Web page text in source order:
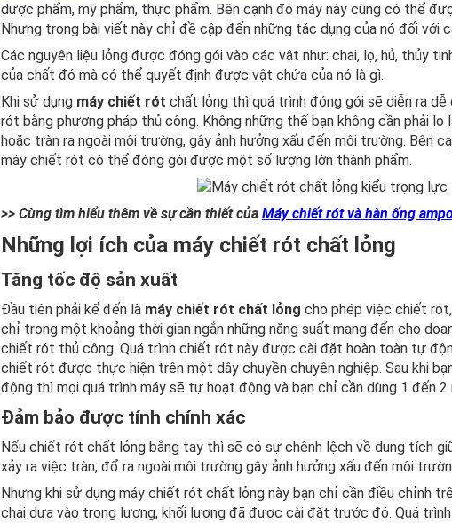
dược phẩm, mỹ phẩm, thực phẩm. Bên cạnh đó máy này cũng có thể
Nhưng trong bài viết này chỉ đề cập đến những tác dụng của nó đối với
Các nguyên liệu lỏng được đóng gói vào các vật như: chai, lọ, hủ, thủy
của chất đó mà có thể quyết định được vật chứa của nó là gì.
Khi sử dụng máy chiết rót chất lỏng thì quá trình đóng gói sẽ diễn ra dễ
rót bằng phương pháp thủ công. Không những thế bạn không cần phải
hoặc tràn ra ngoài môi trường, gây ảnh hưởng xấu đến môi trường. Bên
máy chiết rót có thể đóng gói được một số lượng lớn thành phẩm.
>> Cùng tìm hiểu thêm về sự cần thiết của Máy chiết rót và hàn ống
Những lợi ích của máy chiết rót chất lỏng
Tăng tốc độ sản xuất
Đầu tiên phải kể đến là máy chiết rót chất lỏng cho phép việc chiết
chỉ trong một khoảng thời gian ngắn những năng suất mang đến cho
chiết rót thủ công. Quá trình chiết rót này được cài đặt hoàn toàn tự
chiết rót được thực hiện trên một dây chuyền chuyên nghiệp. Sau khi
động thì mọi quá trình máy sẽ tự hoạt động và bạn chỉ cần dùng 1 đến
Đảm bảo được tính chính xác
Nếu chiết rót chất lỏng bằng tay thì sẽ có sự chênh lệch về dung tích
xảy ra việc tràn, đổ ra ngoài môi trường gây ảnh hưởng xấu đến môi
Nhưng khi sử dụng máy chiết rót chất lỏng này bạn chỉ cần điều chỉnh
chai dựa vào trọng lượng, khối lượng đã được cài đặt trước đó. Quá